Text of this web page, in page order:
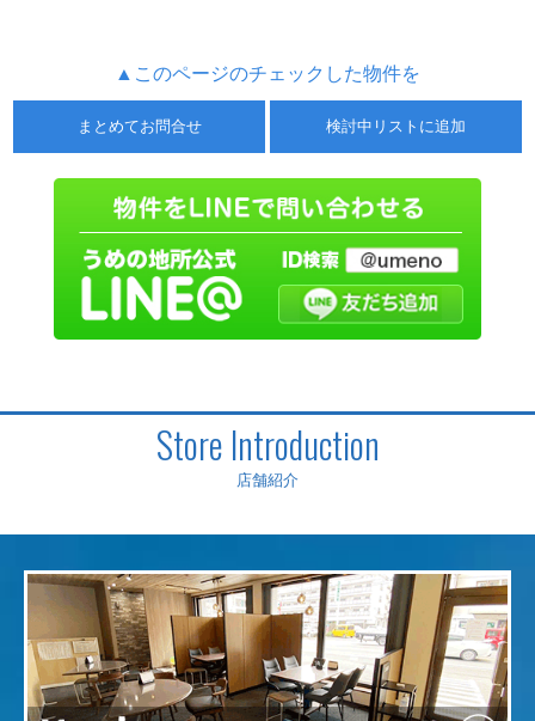
▲このページのチェックした物件を
まとめてお問合せ 検討中リストに追加
Store Introduction
店舗紹介